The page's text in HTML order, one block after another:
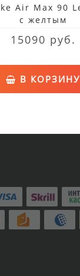
Air Max 90
с желтым
15090 руб.
В КОРЗИНУ